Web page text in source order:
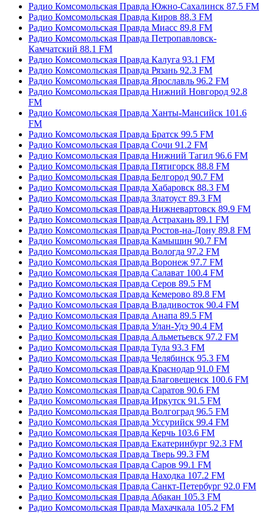
Радио Комсомольская Правда Южно-Сахалинск 87.5 FM
Радио Комсомольская Правда Киров 88.3 FM
Радио Комсомольская Правда Миасс 89.8 FM
Радио Комсомольская Правда Петропавловск-
Камчатский 88.1 FM
Радио Комсомольская Правда Калуга 93.1 FM
Радио Комсомольская Правда Рязань 92.3 FM
Радио Комсомольская Правда Ярославль 96.2 FM
Радио Комсомольская Правда Нижний Новгород 92.8
FM
Радио Комсомольская Правда Ханты-Мансийск 101.6
FM
Радио Комсомольская Правда Братск 99.5 FM
Радио Комсомольская Правда Сочи 91.2 FM
Радио Комсомольская Правда Нижний Тагил 96.6 FM
Радио Комсомольская Правда Пятигорск 88.8 FM
Радио Комсомольская Правда Белгород 90.7 FM
Радио Комсомольская Правда Хабаровск 88.3 FM
Радио Комсомольская Правда Златоуст 89.3 FM
Радио Комсомольская Правда Нижневартовск 89.9 FM
Радио Комсомольская Правда Астрахань 89.1 FM
Радио Комсомольская Правда Ростов-на-Дону 89.8 FM
Радио Комсомольская Правда Камышин 90.7 FM
Радио Комсомольская Правда Вологда 97.2 FM
Радио Комсомольская Правда Воронеж 97.7 FM
Радио Комсомольская Правда Салават 100.4 FM
Радио Комсомольская Правда Серов 89.5 FM
Радио Комсомольская Правда Кемерово 89.8 FM
Радио Комсомольская Правда Владивосток 90.4 FM
Радио Комсомольская Правда Анапа 89.5 FM
Радио Комсомольская Правда Улан-Удэ 90.4 FM
Радио Комсомольская Правда Альметьевск 97.2 FM
Радио Комсомольская Правда Тула 93.3 FM
Радио Комсомольская Правда Челябинск 95.3 FM
Радио Комсомольская Правда Краснодар 91.0 FM
Радио Комсомольская Правда Благовещенск 100.6 FM
Радио Комсомольская Правда Саратов 90.6 FM
Радио Комсомольская Правда Иркутск 91.5 FM
Радио Комсомольская Правда Волгоград 96.5 FM
Радио Комсомольская Правда Уссурийск 99.4 FM
Радио Комсомольская Правда Керчь 103.6 FM
Радио Комсомольская Правда Екатеринбург 92.3 FM
Радио Комсомольская Правда Тверь 99.3 FM
Радио Комсомольская Правда Саров 99.1 FM
Радио Комсомольская Правда Находка 107.2 FM
Радио Комсомольская Правда Санкт-Петербург 92.0 FM
Радио Комсомольская Правда Абакан 105.3 FM
Радио Комсомольская Правда Махачкала 105.2 FM